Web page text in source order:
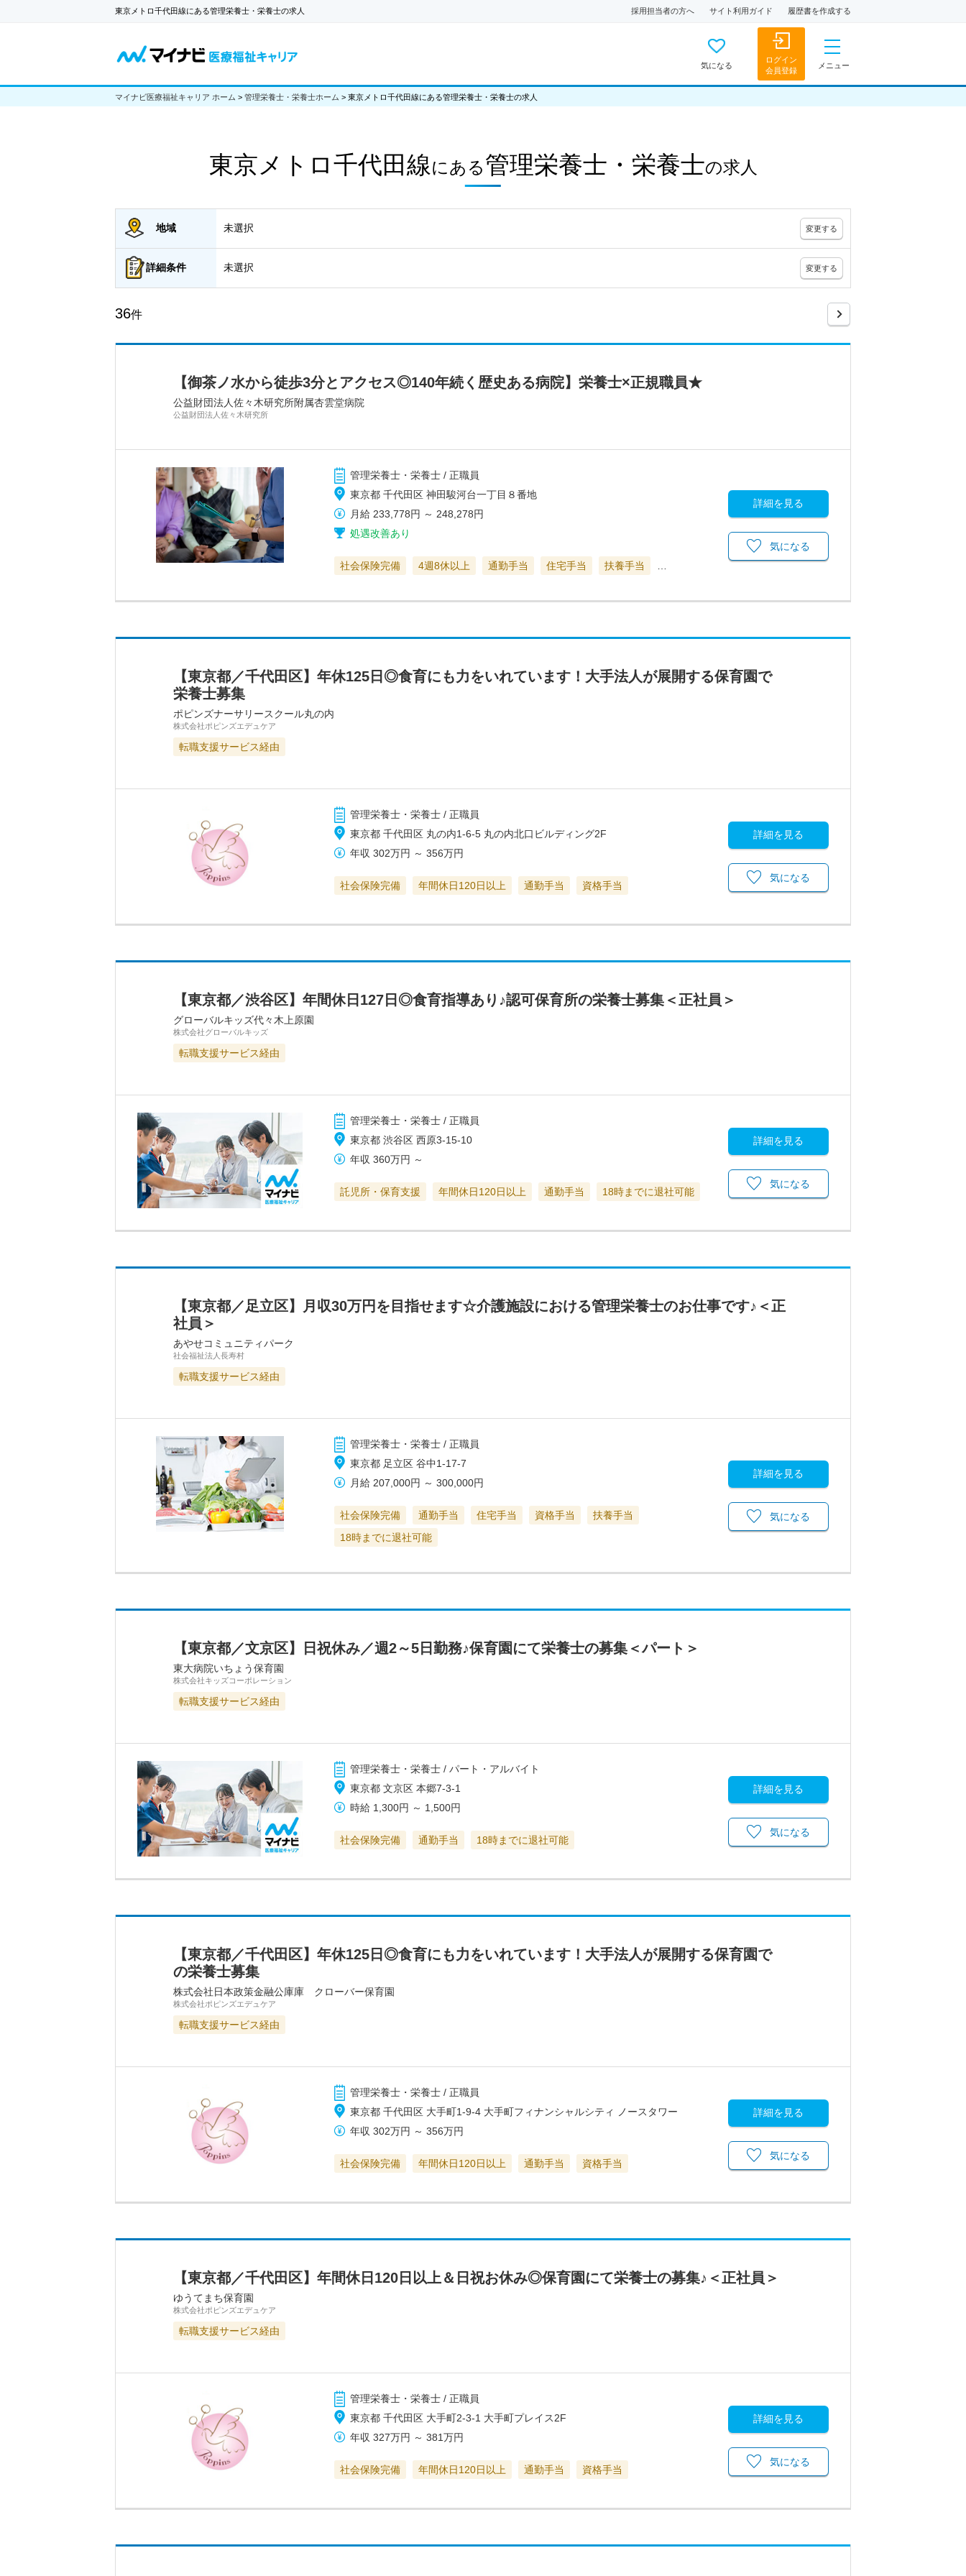
東京メトロ千代田線にある管理栄養士・栄養士の求人 採用担当者の方へ サイト利用ガイド 履歴書を作成する
気になる
ログイン
会員登録
メニュー
マイナビ医療福祉キャリア ホーム > 管理栄養士・栄養士ホーム > 東京メトロ千代田線にある管理栄養士・栄養士の求人
東京メトロ千代田線にある管理栄養士・栄養士の求人
地域 未選択 変更する
詳細条件 未選択 変更する
36件
【御茶ノ水から徒歩3分とアクセス◎140年続く歴史ある病院】栄養士×正規職員★
公益財団法人佐々木研究所附属杏雲堂病院
公益財団法人佐々木研究所
管理栄養士・栄養士 / 正職員
東京都 千代田区 神田駿河台一丁目８番地
月給 233,778円 ～ 248,278円
処遇改善あり
社会保険完備 4週8休以上 通勤手当 住宅手当 扶養手当
詳細を見る
気になる
【東京都／千代田区】年休125日◎食育にも力をいれています！大手法人が展開する保育園で
栄養士募集
ポピンズナーサリースクール丸の内
株式会社ポピンズエデュケア
転職支援サービス経由
管理栄養士・栄養士 / 正職員
東京都 千代田区 丸の内1-6-5 丸の内北口ビルディング2F
年収 302万円 ～356万円
社会保険完備 年間休日120日以上 通勤手当 資格手当
詳細を見る
気になる
【東京都／渋谷区】年間休日127日◎食育指導あり♪認可保育所の栄養士募集＜正社員＞
グローバルキッズ代々木上原園
株式会社グローバルキッズ
転職支援サービス経由
管理栄養士・栄養士 / 正職員
東京都 渋谷区 西原3-15-10
年収 360万円 ～
託児所・保育支援 年間休日120日以上 通勤手当 18時までに退社可能
詳細を見る
気になる
【東京都／足立区】月収30万円を目指せます☆介護施設における管理栄養士のお仕事です♪＜正
社員＞
あやせコミュニティパーク
社会福祉法人長寿村
転職支援サービス経由
管理栄養士・栄養士 / 正職員
東京都 足立区 谷中1-17-7
月給 207,000円 ～300,000円
社会保険完備 通勤手当 住宅手当 資格手当
扶養手当
18時までに退社可能
詳細を見る
気になる
【東京都／文京区】日祝休み／週2～5日勤務♪保育園にて栄養士の募集＜パート＞
東大病院いちょう保育園
株式会社キッズコーポレーション
転職支援サービス経由
管理栄養士・栄養士 / パート・アルバイト
東京都 文京区 本郷7-3-1
時給 1,300円 ～ 1,500円
社会保険完備 通勤手当 18時までに退社可能
詳細を見る
気になる
【東京都／千代田区】年休125日◎食育にも力をいれています！大手法人が展開する保育園で
の栄養士募集
株式会社日本政策金融公庫庫 クローバー保育園
株式会社ポピンズエデュケア
転職支援サービス経由
管理栄養士・栄養士 / 正職員
東京都 千代田区 大手町1-9-4 大手町フィナンシャルシティ ノースタワー
年収 302万円 ～356万円
社会保険完備 年間休日120日以上 通勤手当 資格手当
詳細を見る
気になる
【東京都／千代田区】年間休日120日以上＆日祝お休み◎保育園にて栄養士の募集♪＜正社員＞
ゆうてまち保育園
株式会社ポピンズエデュケア
転職支援サービス経由
管理栄養士・栄養士 / 正職員
東京都 千代田区 大手町2-3-1 大手町プレイス2F
年収 327万円 ～381万円
社会保険完備 年間休日120日以上 通勤手当 資格手当
詳細を見る
気になる